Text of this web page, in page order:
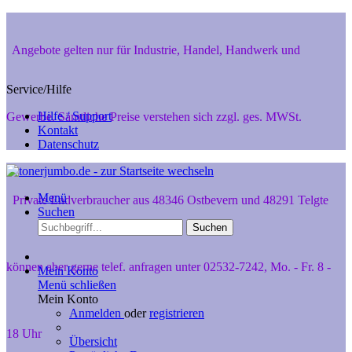
Angebote gelten nur für Industrie, Handel, Handwerk und
Gewerbe. Sämtliche Preise verstehen sich zzgl. ges. MWSt.
Private Endverbraucher aus 48346 Ostbevern und 48291 Telgte
können aber gerne telef. anfragen unter 02532-7242, Mo. - Fr. 8 -
18 Uhr
Service/Hilfe
Hilfe / Support
Kontakt
Datenschutz
Menü
Suchen
Suchen
Mein Konto
Menü schließen
Mein Konto
Anmelden oderregistrieren
Übersicht